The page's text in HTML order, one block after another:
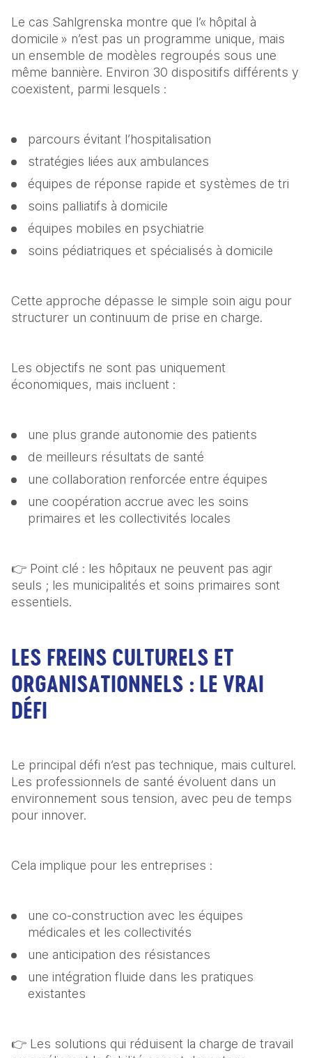
Le cas Sahlgrenska montre que l’« hôpital à
domicile » n’est pas un programme unique, mais
un ensemble de modèles regroupés sous une
même bannière. Environ 30 dispositifs différents y
coexistent, parmi lesquels :
parcours évitant l’hospitalisation
stratégies liées aux ambulances
équipes de réponse rapide et systèmes de tri
soins palliatifs à domicile
équipes mobiles en psychiatrie
soins pédiatriques et spécialisés à domicile
Cette approche dépasse le simple soin aigu pour
structurer un continuum de prise en charge.
Les objectifs ne sont pas uniquement
économiques, mais incluent :
une plus grande autonomie des patients
de meilleurs résultats de santé
une collaboration renforcée entre équipes
une coopération accrue avec les soins
primaires et les collectivités locales
👉 Point clé : les hôpitaux ne peuvent pas agir
seuls ; les municipalités et soins primaires sont
essentiels.
LES FREINS CULTURELS ET
ORGANISATIONNELS : LE VRAI
DÉFI
Le principal défi n’est pas technique, mais culturel.
Les professionnels de santé évoluent dans un
environnement sous tension, avec peu de temps
pour innover.
Cela implique pour les entreprises :
une co-construction avec les équipes
médicales et les collectivités
une anticipation des résistances
une intégration fluide dans les pratiques
existantes
👉 Les solutions qui réduisent la charge de travail